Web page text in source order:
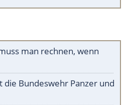
man rechnen, wenn
die Bundeswehr Panzer und